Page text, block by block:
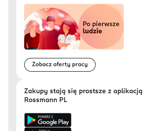
Zobacz oferty pracy
Zakupy stają się prostsze z aplikacją
Rossmann PL